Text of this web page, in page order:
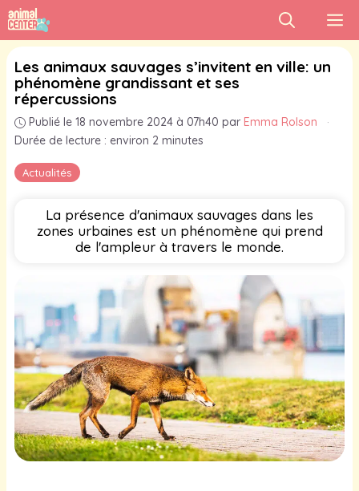
Aller
au
contenu
Actualités
Les animaux sauvages s’invitent en ville: un
phénomène grandissant et ses
répercussions
Publié le 18 novembre 2024 à 07h40 par Emma Rolson
·
Durée de lecture : environ 2 minutes
La présence d'animaux sauvages dans les
zones urbaines est un phénomène qui prend
de l'ampleur à travers le monde.